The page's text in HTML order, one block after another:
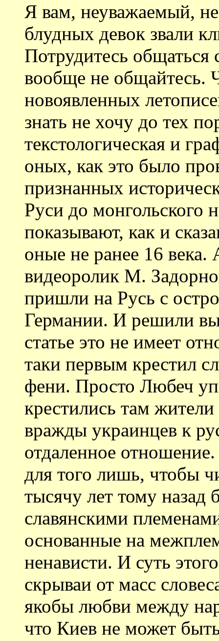
Я вам, неуважаемый,
блудных девок звали
Потрудитесь
вообще не общайтесь.
новоявленных
знать не хочу до тех
текстологическая и
оных, как это было
признанных
Руси до монгольского
показывают, как и
оные не ранее 16
видеоролик М.
пришли на Русь с
Германии. И решили
статье это не имеет
таки первым крестил
фени. Просто Любеч
крестились там
вражды украинцев к
отдаленное отношение.
для того лишь, чтобы
тысячу лет тому
славянскими
основанные на
ненависти. И суть
скрываи от масс
якобы любви между
что Киев не может